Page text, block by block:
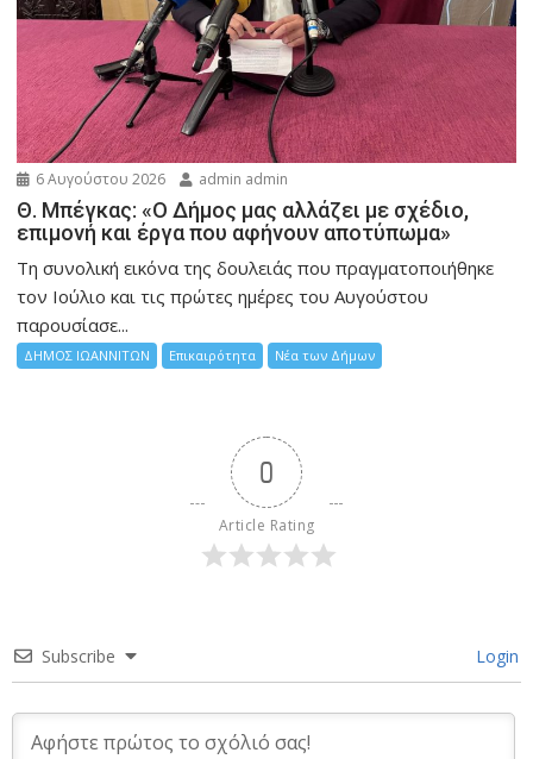
6 Αυγούστου 2026 admin admin
Θ. Μπέγκας: «Ο Δήμος μας αλλάζει με σχέδιο,
επιμονή και έργα που αφήνουν αποτύπωμα»
Τη συνολική εικόνα της δουλειάς που πραγματοποιήθηκε
τον Ιούλιο και τις πρώτες ημέρες του Αυγούστου
παρουσίασε...
ΔΗΜΟΣ ΙΩΑΝΝΙΤΩΝ Επικαιρότητα Νέα των Δήμων
0
Article Rating
Subscribe Login